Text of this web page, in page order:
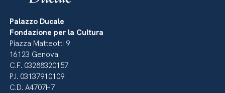
Palazzo Ducale
Fondazione per la Cultura
Piazza Matteotti 9
16123 Genova
C.F. 03288320157
P.I. 03137910109
C.D. A4707H7